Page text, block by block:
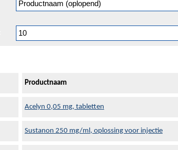
Productnaam
Acelyn 0,05 mg, tabletten
Sustanon 250 mg/ml, oplossing voor injectie